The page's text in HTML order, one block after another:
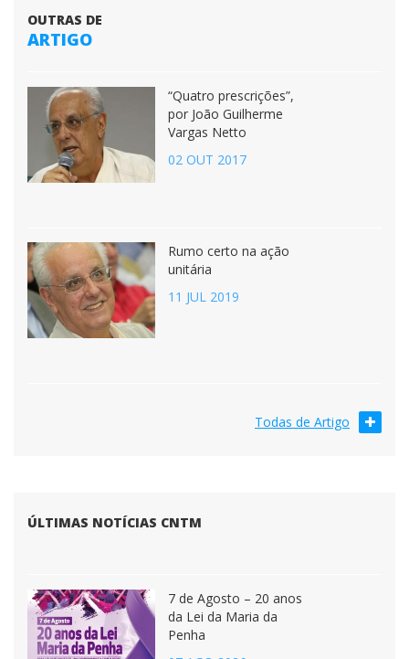
OUTRAS DE
ARTIGO
“Quatro prescrições”,
por João Guilherme
Vargas Netto
02 OUT 2017
Rumo certo na ação
unitária
11 JUL 2019
Todas de Artigo
ÚLTIMAS NOTÍCIAS CNTM
7 de Agosto – 20 anos
da Lei da Maria da
Penha